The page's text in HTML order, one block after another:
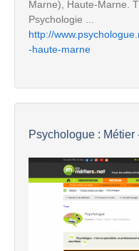
Marne), Haute-Marne.
Psychologie ...
http://
-haute-marne
Psychologue : Métier